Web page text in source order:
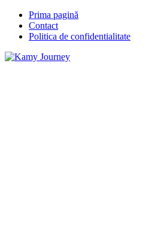
Prima pagină
Contact
Politica de confidentialitate